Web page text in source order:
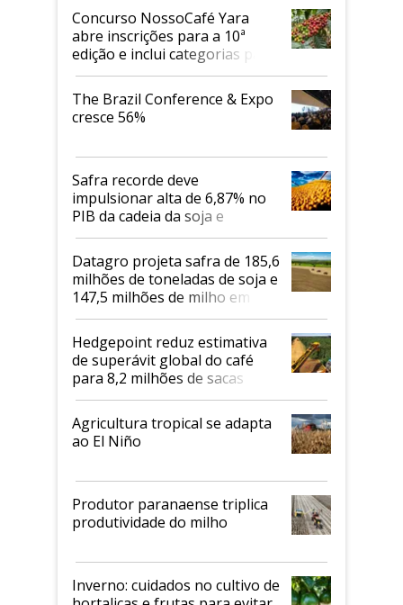
Concurso NossoCafé Yara
abre inscrições para a 10ª
edição e inclui categorias para
cafés Canephora
The Brazil Conference & Expo
cresce 56%
Safra recorde deve
impulsionar alta de 6,87% no
PIB da cadeia da soja e
biodiesel em 2026
Datagro projeta safra de 185,6
milhões de toneladas de soja e
147,5 milhões de milho em
2026/27
Hedgepoint reduz estimativa
de superávit global do café
para 8,2 milhões de sacas
Agricultura tropical se adapta
ao El Niño
Produtor paranaense triplica
produtividade do milho
Inverno: cuidados no cultivo de